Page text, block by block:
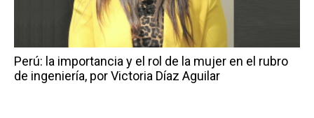
Perú: la importancia y el rol de la mujer en el rubro
de ingeniería, por Victoria Díaz Aguilar